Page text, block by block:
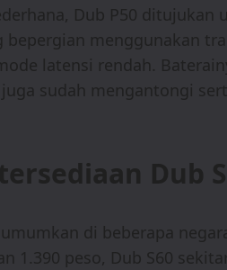
Dub P50
bepergian menggunakan
latensi rendah.
sudah mengantongi
Dub
di beberapa
1.390 peso, Dub S60